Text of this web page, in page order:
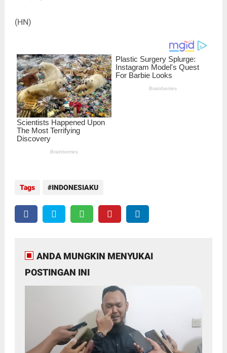
(HN)
Tags INDONESIAKU
ANDA MUNGKIN MENYUKAI
POSTINGAN INI